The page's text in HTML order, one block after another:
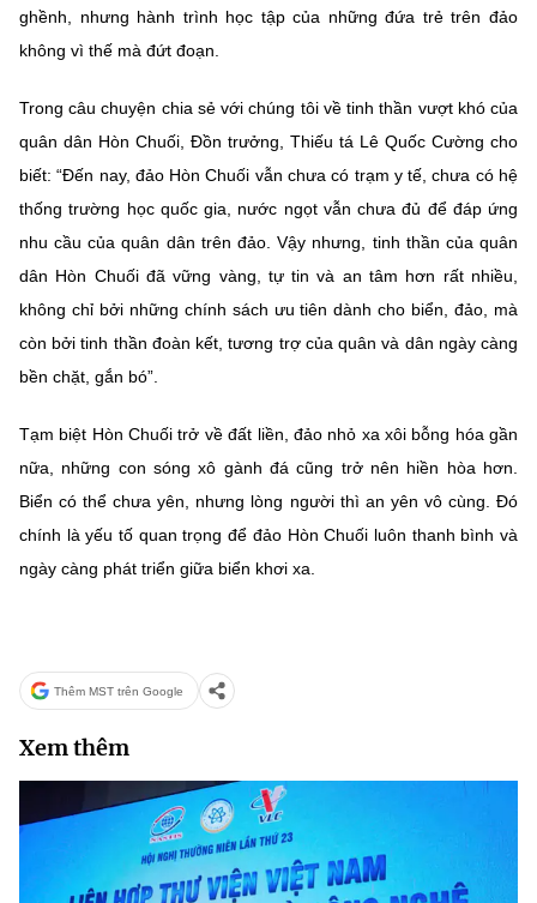
ghềnh, nhưng hành trình học tập của những đứa trẻ trên đảo
không vì thế mà đứt đoạn.
Trong câu chuyện chia sẻ với chúng tôi về tinh thần vượt khó của
quân dân Hòn Chuối, Đồn trưởng, Thiếu tá Lê Quốc Cường cho
biết: “Đến nay, đảo Hòn Chuối vẫn chưa có trạm y tế, chưa có hệ
thống trường học quốc gia, nước ngọt vẫn chưa đủ để đáp ứng
nhu cầu của quân dân trên đảo. Vậy nhưng, tinh thần của quân
dân Hòn Chuối đã vững vàng, tự tin và an tâm hơn rất nhiều,
không chỉ bởi những chính sách ưu tiên dành cho biển, đảo, mà
còn bởi tinh thần đoàn kết, tương trợ của quân và dân ngày càng
bền chặt, gắn bó”.
Tạm biệt Hòn Chuối trở về đất liền, đảo nhỏ xa xôi bỗng hóa gần
nữa, những con sóng xô gành đá cũng trở nên hiền hòa hơn.
Biển có thể chưa yên, nhưng lòng người thì an yên vô cùng. Đó
chính là yếu tố quan trọng để đảo Hòn Chuối luôn thanh bình và
ngày càng phát triển giữa biển khơi xa.
Thêm MST trên Google
Xem thêm